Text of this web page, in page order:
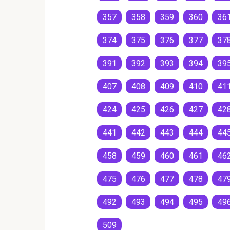
357 358 359 360
374 375 376 377
391 392 393 394
407 408 409 410
424 425 426 427
441 442 443 444
458 459 460 461
475 476 477 478
492 493 494 495
509